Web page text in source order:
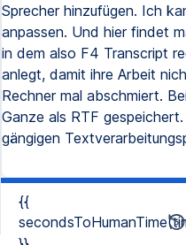
Sprecher hinzufügen. Ich
anpassen. Und hier findet
in dem also F4 Transcript
anlegt, damit ihre Arbeit
Rechner mal abschmiert.
Ganze als RTF
gängigen
{{